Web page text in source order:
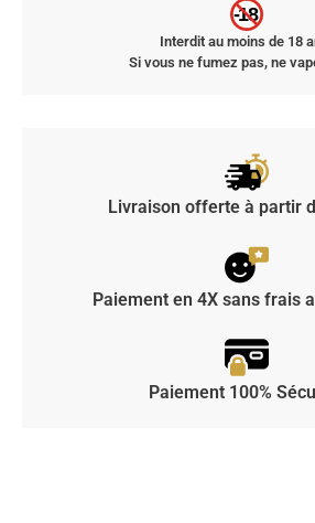
-18
Interdit au moins de 18
Si vous ne fumez pas, ne
Livraison offerte à partir
Paiement en 4X sans frais
Paiement 100%